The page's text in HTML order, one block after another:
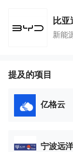
比亚
新能
提及的项目
亿格云
宁波远洋